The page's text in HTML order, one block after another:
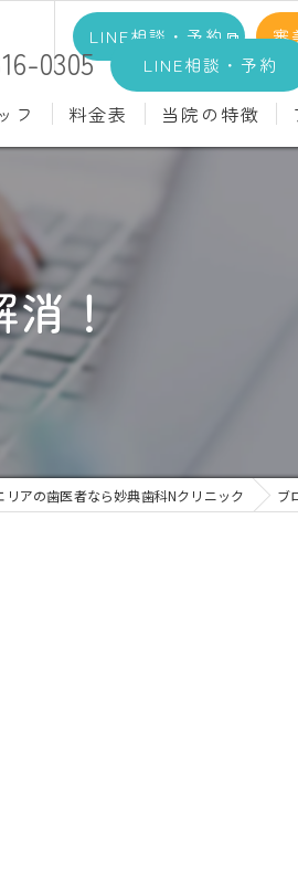
0305 LINE相談・予約
歯周病治療
歯科検診
根管治療
子どもの矯正
フ 料金表 当院の特徴
消！
リアの歯医者なら妙典歯科Nクリニック ブ
LINE相談・予約 審